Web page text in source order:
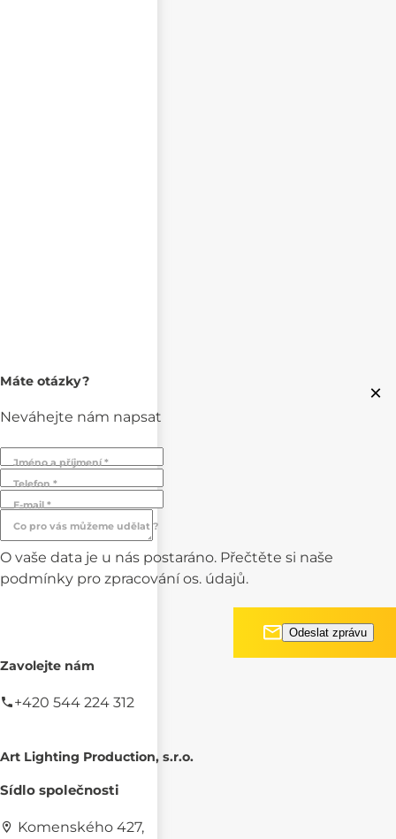
×
Máte otázky?
Neváhejte nám napsat
Jméno a příjmení *
Telefon *
E-mail *
Co pro vás můžeme udělat ?
O vaše data je u nás postaráno. Přečtěte si naše
podmínky pro zpracování os. údajů.
Zavolejte nám
+420 544 224 312
Art Lighting Production, s.r.o.
Sídlo společnosti
Komenského 427,